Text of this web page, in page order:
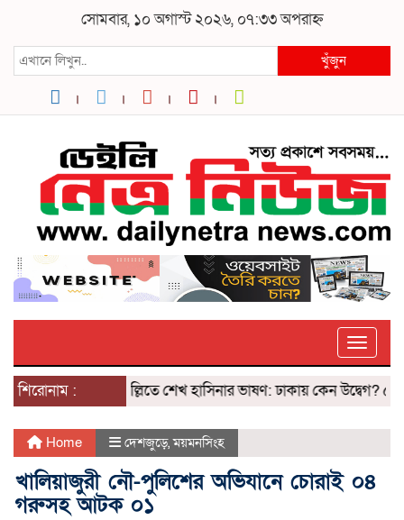
সোমবার, ১০ অগাস্ট ২০২৬, ০৭:৩৩ অপরাহ্ন
খুঁজুন
শিরোনাম : দিল্লিতে শেখ হাসিনার ভাষণ: ঢাকায় কেন উদ্বেগ? ৫
Home দেশজুড়ে,ময়মনসিংহ
খালিয়াজুরী নৌ-পুলিশের অভিযানে চোরাই ০৪
গরুসহ আটক ০১